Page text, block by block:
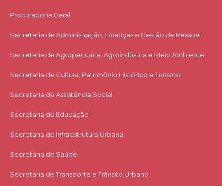
Procuradoria Geral
Secretaria de Administração, Finanças e Gestão de Pessoal
Secretaria de Agropecuária, Agroindústria e Meio Ambiente
Secretaria de Cultura, Patrimônio Histórico e Turismo
Secretaria de Assistência Social
Secretaria de Educação
Secretaria de Infraestrutura Urbana
Secretaria de Saúde
Secretaria de Transporte e Trânsito Urbano